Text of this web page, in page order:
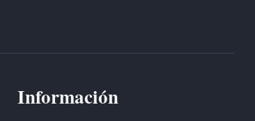
Información